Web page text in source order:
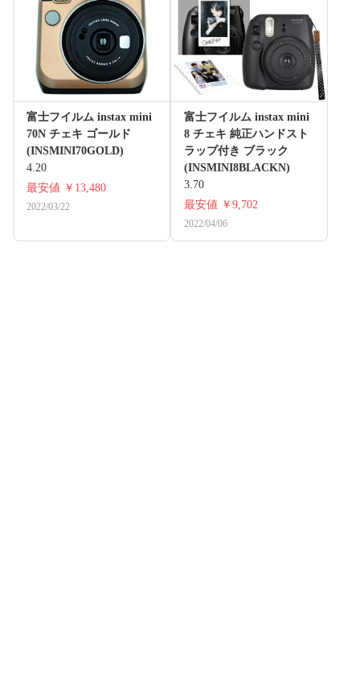
富士フイルム instax mini
70N チェキ ゴールド
(INSMINI70GOLD)
4.20
最安値 ￥13,480
2022/03/22
富士フイルム instax mini
8 チェキ 純正ハンドスト
ラップ付き ブラック
(INSMINI8BLACKN)
3.70
最安値 ￥9,702
2022/04/06